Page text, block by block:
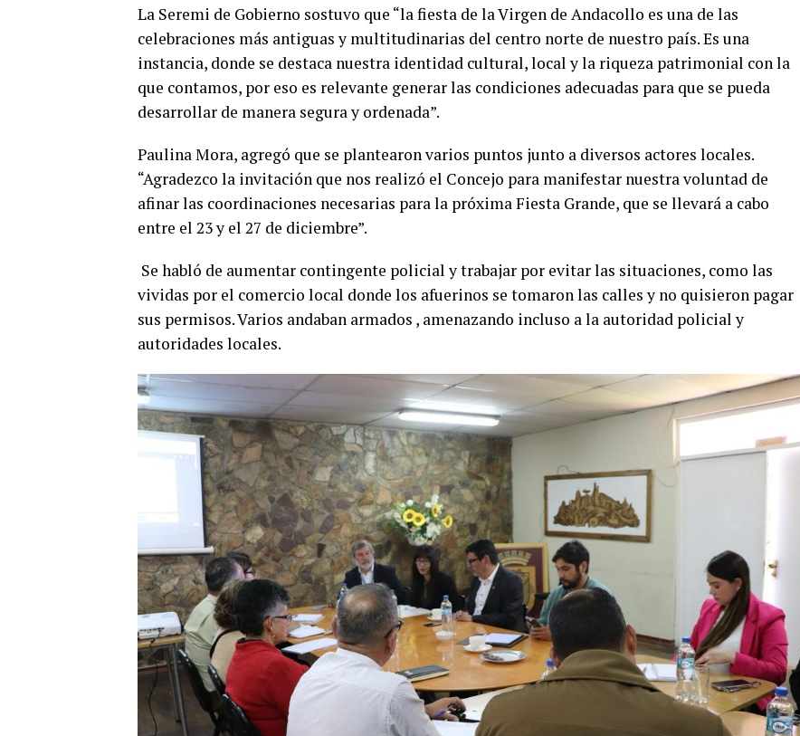
La Seremi de Gobierno sostuvo que “la fiesta de la Virgen de Andacollo es una de las
celebraciones más antiguas y multitudinarias del centro norte de nuestro país. Es una
instancia, donde se destaca nuestra identidad cultural, local y la riqueza patrimonial con la
que contamos, por eso es relevante generar las condiciones adecuadas para que se pueda
desarrollar de manera segura y ordenada”.
Paulina Mora, agregó que se plantearon varios puntos junto a diversos actores locales.
“Agradezco la invitación que nos realizó el Concejo para manifestar nuestra voluntad de
afinar las coordinaciones necesarias para la próxima Fiesta Grande, que se llevará a cabo
entre el 23 y el 27 de diciembre”.
Se habló de aumentar contingente policial y trabajar por evitar las situaciones, como las
vividas por el comercio local donde los afuerinos se tomaron las calles y no quisieron pagar
sus permisos. Varios andaban armados , amenazando incluso a la autoridad policial y
autoridades locales.